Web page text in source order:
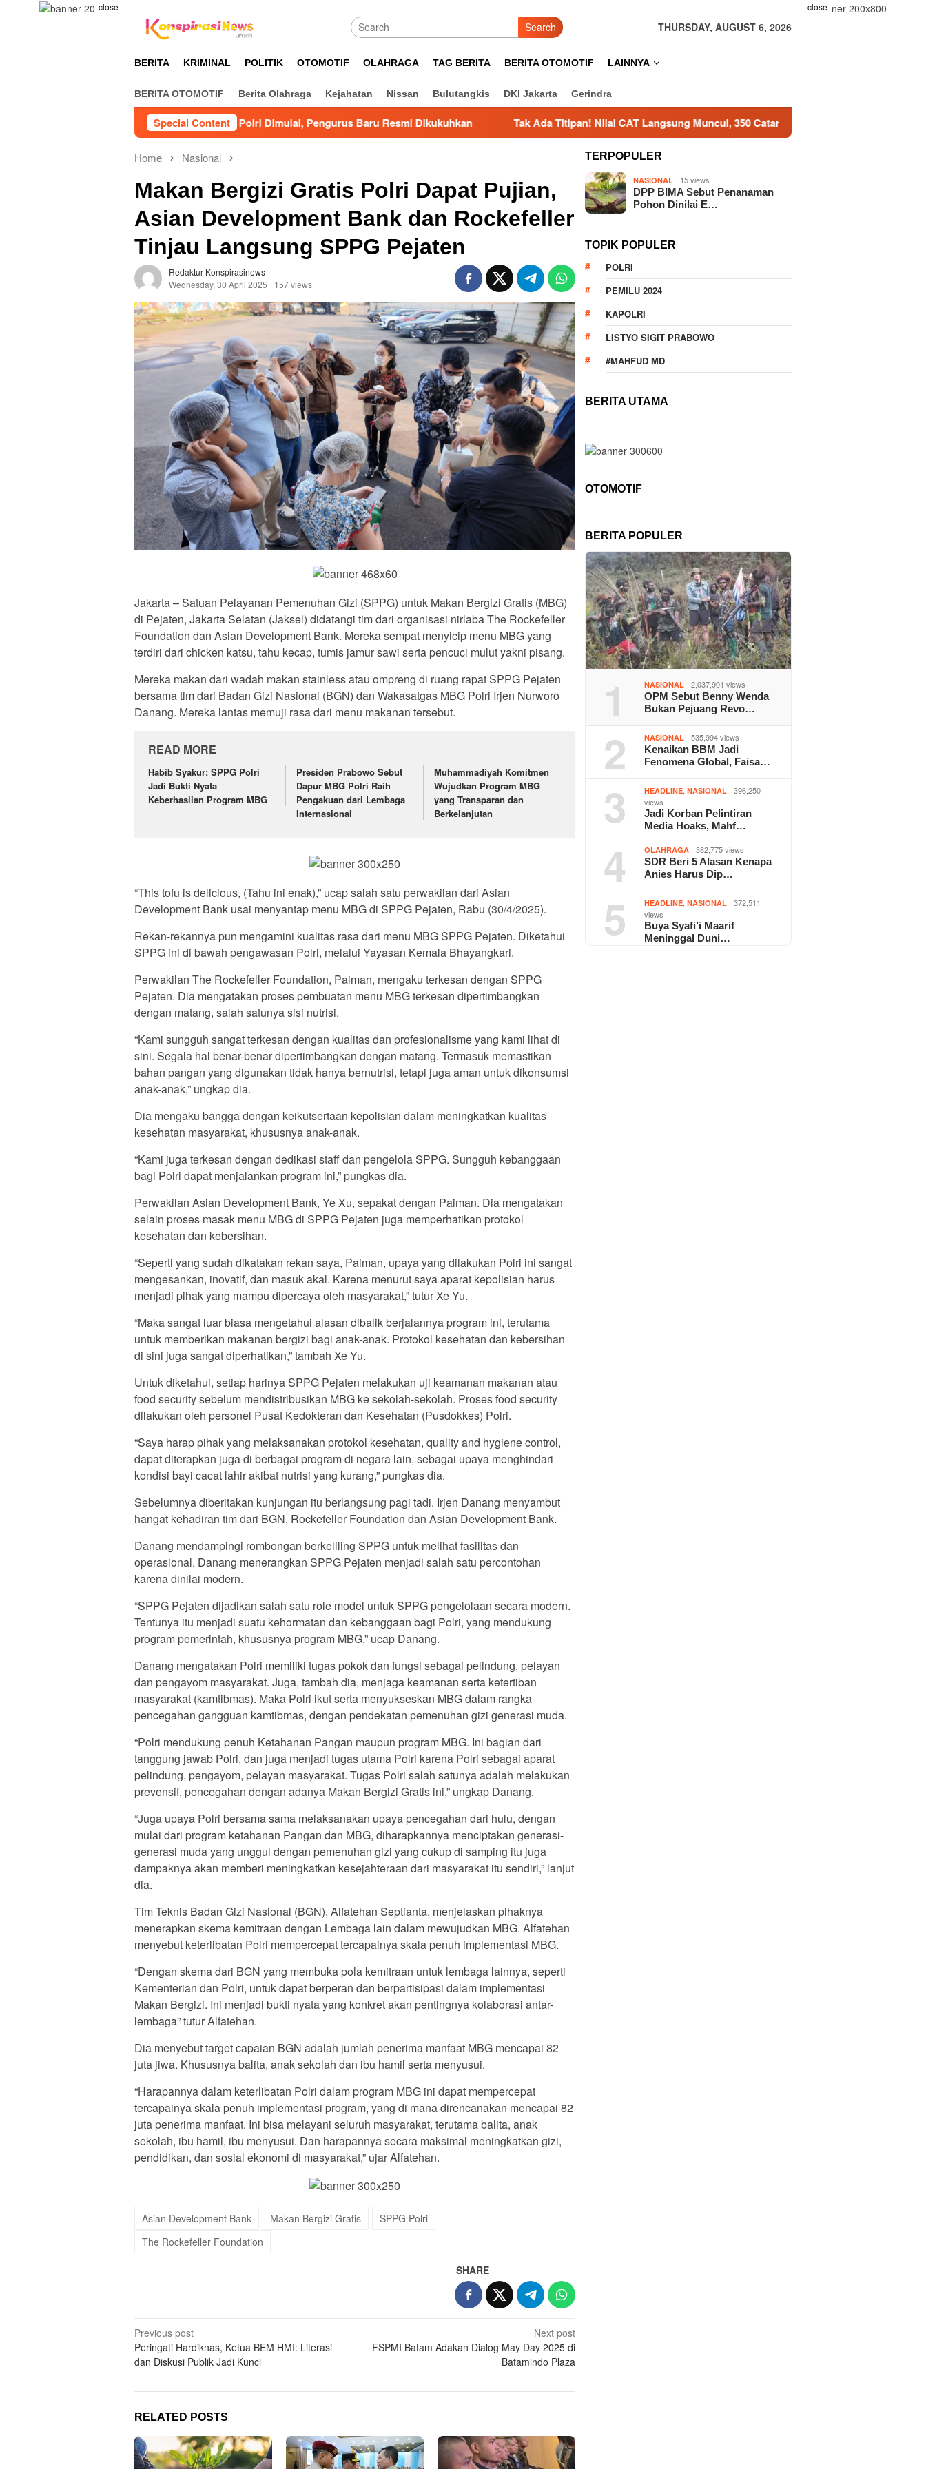
close close
Search THURSDAY, AUGUST 6, 2026
BERITA KRIMINAL POLITIK OTOMOTIF OLAHRAGA TAG BERITA BERITA OTOMOTIF LAINNYA
BERITA OTOMOTIF Berita Olahraga Kejahatan Nissan Bulutangkis DKI Jakarta Gerindra
Special Content
Era Baru KBPP Polri Dimulai, Pengurus Baru Resmi Dikukuhkan Tak Ada Titipan! Nilai CAT Langsung Muncul, 350 Catar Resmi Lolos Akpol
Home Nasional
Makan Bergizi Gratis Polri Dapat Pujian,
Asian Development Bank dan Rockefeller
Tinjau Langsung SPPG Pejaten
Redaktur Konspirasinews
Wednesday, 30 April 2025
157 views
Jakarta – Satuan Pelayanan Pemenuhan Gizi (SPPG) untuk Makan Bergizi Gratis (MBG)
di Pejaten, Jakarta Selatan (Jaksel) didatangi tim dari organisasi nirlaba The Rockefeller
Foundation dan Asian Development Bank. Mereka sempat menyicip menu MBG yang
terdiri dari chicken katsu, tahu kecap, tumis jamur sawi serta pencuci mulut yakni pisang.
Mereka makan dari wadah makan stainless atau ompreng di ruang rapat SPPG Pejaten
bersama tim dari Badan Gizi Nasional (BGN) dan Wakasatgas MBG Polri Irjen Nurworo
Danang. Mereka lantas memuji rasa dari menu makanan tersebut.
READ MORE
Habib Syakur: SPPG Polri
Jadi Bukti Nyata
Keberhasilan Program MBG
Presiden Prabowo Sebut
Dapur MBG Polri Raih
Pengakuan dari Lembaga
Internasional
Muhammadiyah Komitmen
Wujudkan Program MBG
yang Transparan dan
Berkelanjutan
“This tofu is delicious, (Tahu ini enak),” ucap salah satu perwakilan dari Asian
Development Bank usai menyantap menu MBG di SPPG Pejaten, Rabu (30/4/2025).
Rekan-rekannya pun mengamini kualitas rasa dari menu MBG SPPG Pejaten. Diketahui
SPPG ini di bawah pengawasan Polri, melalui Yayasan Kemala Bhayangkari.
Perwakilan The Rockefeller Foundation, Paiman, mengaku terkesan dengan SPPG
Pejaten. Dia mengatakan proses pembuatan menu MBG terkesan dipertimbangkan
dengan matang, salah satunya sisi nutrisi.
“Kami sungguh sangat terkesan dengan kualitas dan profesionalisme yang kami lihat di
sini. Segala hal benar-benar dipertimbangkan dengan matang. Termasuk memastikan
bahan pangan yang digunakan tidak hanya bernutrisi, tetapi juga aman untuk dikonsumsi
anak-anak,” ungkap dia.
Dia mengaku bangga dengan keikutsertaan kepolisian dalam meningkatkan kualitas
kesehatan masyarakat, khususnya anak-anak.
“Kami juga terkesan dengan dedikasi staff dan pengelola SPPG. Sungguh kebanggaan
bagi Polri dapat menjalankan program ini,” pungkas dia.
Perwakilan Asian Development Bank, Ye Xu, sepakat dengan Paiman. Dia mengatakan
selain proses masak menu MBG di SPPG Pejaten juga memperhatikan protokol
kesehatan dan kebersihan.
“Seperti yang sudah dikatakan rekan saya, Paiman, upaya yang dilakukan Polri ini sangat
mengesankan, inovatif, dan masuk akal. Karena menurut saya aparat kepolisian harus
menjadi pihak yang mampu dipercaya oleh masyarakat,” tutur Xe Yu.
“Maka sangat luar biasa mengetahui alasan dibalik berjalannya program ini, terutama
untuk memberikan makanan bergizi bagi anak-anak. Protokol kesehatan dan kebersihan
di sini juga sangat diperhatikan,” tambah Xe Yu.
Untuk diketahui, setiap harinya SPPG Pejaten melakukan uji keamanan makanan atau
food security sebelum mendistribusikan MBG ke sekolah-sekolah. Proses food security
dilakukan oleh personel Pusat Kedokteran dan Kesehatan (Pusdokkes) Polri.
“Saya harap pihak yang melaksanakan protokol kesehatan, quality and hygiene control,
dapat diterapkan juga di berbagai program di negara lain, sebagai upaya menghindari
kondisi bayi cacat lahir akibat nutrisi yang kurang,” pungkas dia.
Sebelumnya diberitakan kunjungan itu berlangsung pagi tadi. Irjen Danang menyambut
hangat kehadiran tim dari BGN, Rockefeller Foundation dan Asian Development Bank.
Danang mendampingi rombongan berkeliling SPPG untuk melihat fasilitas dan
operasional. Danang menerangkan SPPG Pejaten menjadi salah satu percontohan
karena dinilai modern.
“SPPG Pejaten dijadikan salah satu role model untuk SPPG pengelolaan secara modern.
Tentunya itu menjadi suatu kehormatan dan kebanggaan bagi Polri, yang mendukung
program pemerintah, khususnya program MBG,” ucap Danang.
Danang mengatakan Polri memiliki tugas pokok dan fungsi sebagai pelindung, pelayan
dan pengayom masyarakat. Juga, tambah dia, menjaga keamanan serta ketertiban
masyarakat (kamtibmas). Maka Polri ikut serta menyukseskan MBG dalam rangka
pencegahan gangguan kamtibmas, dengan pendekatan pemenuhan gizi generasi muda.
“Polri mendukung penuh Ketahanan Pangan maupun program MBG. Ini bagian dari
tanggung jawab Polri, dan juga menjadi tugas utama Polri karena Polri sebagai aparat
pelindung, pengayom, pelayan masyarakat. Tugas Polri salah satunya adalah melakukan
prevensif, pencegahan dengan adanya Makan Bergizi Gratis ini,” ungkap Danang.
“Juga upaya Polri bersama sama melaksanakan upaya pencegahan dari hulu, dengan
mulai dari program ketahanan Pangan dan MBG, diharapkannya menciptakan generasi-
generasi muda yang unggul dengan pemenuhan gizi yang cukup di samping itu juga
dampaknya akan memberi meningkatkan kesejahteraan dari masyarakat itu sendiri,” lanjut
dia.
Tim Teknis Badan Gizi Nasional (BGN), Alfatehan Septianta, menjelaskan pihaknya
menerapkan skema kemitraan dengan Lembaga lain dalam mewujudkan MBG. Alfatehan
menyebut keterlibatan Polri mempercepat tercapainya skala penuh implementasi MBG.
“Dengan skema dari BGN yang membuka pola kemitraan untuk lembaga lainnya, seperti
Kementerian dan Polri, untuk dapat berperan dan berpartisipasi dalam implementasi
Makan Bergizi. Ini menjadi bukti nyata yang konkret akan pentingnya kolaborasi antar-
lembaga” tutur Alfatehan.
Dia menyebut target capaian BGN adalah jumlah penerima manfaat MBG mencapai 82
juta jiwa. Khususnya balita, anak sekolah dan ibu hamil serta menyusui.
“Harapannya dalam keterlibatan Polri dalam program MBG ini dapat mempercepat
tercapainya skala penuh implementasi program, yang di mana direncanakan mencapai 82
juta penerima manfaat. Ini bisa melayani seluruh masyarakat, terutama balita, anak
sekolah, ibu hamil, ibu menyusui. Dan harapannya secara maksimal meningkatkan gizi,
pendidikan, dan sosial ekonomi di masyarakat,” ujar Alfatehan.
Asian Development Bank Makan Bergizi Gratis
SPPG Polri
The Rockefeller Foundation
SHARE
Post
navigation
Previous post
Peringati Hardiknas, Ketua BEM HMI: Literasi
dan Diskusi Publik Jadi Kunci
Next post
FSPMI Batam Adakan Dialog May Day 2025 di
Batamindo Plaza
RELATED POSTS
TERPOPULER
NASIONAL 15 views
DPP BIMA Sebut Penanaman
Pohon Dinilai E…
TOPIK POPULER
POLRI
PEMILU 2024
KAPOLRI
LISTYO SIGIT PRABOWO
#MAHFUD MD
BERITA UTAMA
OTOMOTIF
BERITA POPULER
1 NASIONAL 2,037,901 views
OPM Sebut Benny Wenda
Bukan Pejuang Revo…
2 NASIONAL 535,994 views
Kenaikan BBM Jadi
Fenomena Global, Faisa…
3 HEADLINE ,NASIONAL
396,250
views
Jadi Korban Pelintiran
Media Hoaks, Mahf…
4 OLAHRAGA 382,775 views
SDR Beri 5 Alasan Kenapa
Anies Harus Dip…
5 HEADLINE ,NASIONAL
372,511
views
Buya Syafi’i Maarif
Meninggal Duni…